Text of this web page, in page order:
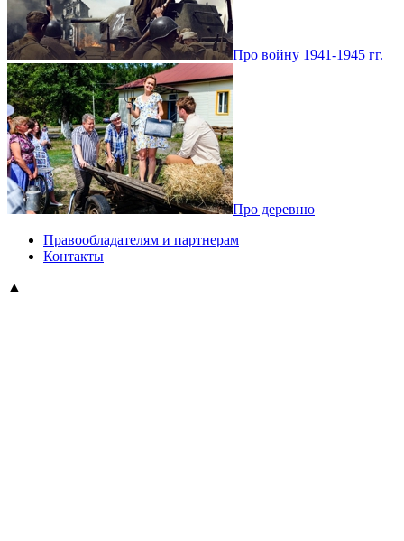
Про войну 1941-1945 гг.
Про деревню
Правообладателям и партнерам
Контакты
▲